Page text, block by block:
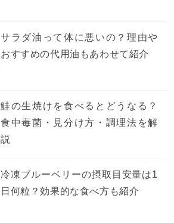
サラダ油って体に悪いの？理由や
おすすめの代用油もあわせて紹介
鮭の生焼けを食べるとどうなる？
食中毒菌・見分け方・調理法を解
説
冷凍ブルーベリーの摂取目安量は1
日何粒？効果的な食べ方も紹介